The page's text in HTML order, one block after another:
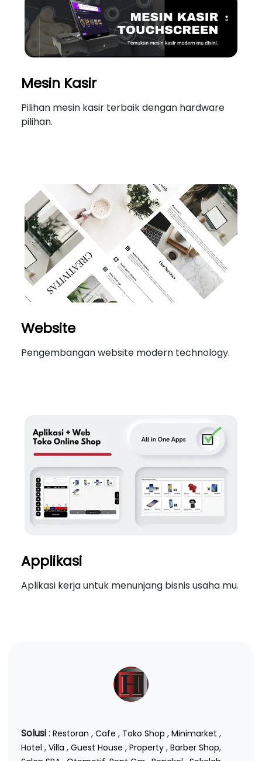
Mesin Kasir
Pilihan mesin kasir terbaik dengan hardware
pilihan.
Website
Pengembangan website modern technology.
Applikasi
Aplikasi kerja untuk menunjang bisnis usaha mu.
Solusi: Restoran , Cafe , Toko Shop , Minimarket ,
Hotel , Villa , Guest House , Property , Barber Shop,